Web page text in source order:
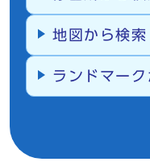
地図から検索
ランドマーク